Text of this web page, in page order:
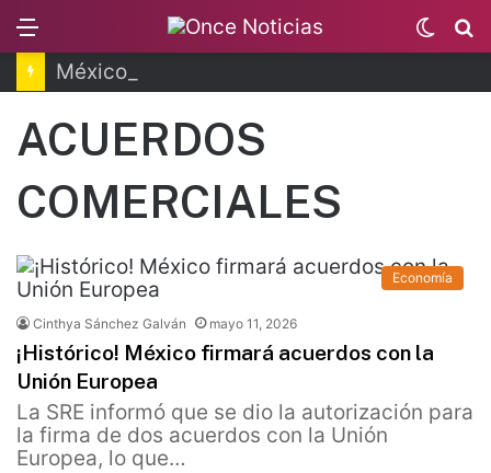
Switch
skin
ACUERDOS
COMERCIALES
Economía
Cinthya Sánchez Galván mayo 11, 2026
¡Histórico! México firmará acuerdos con la
Unión Europea
La SRE informó que se dio la autorización para
la firma de dos acuerdos con la Unión
Europea, lo que…